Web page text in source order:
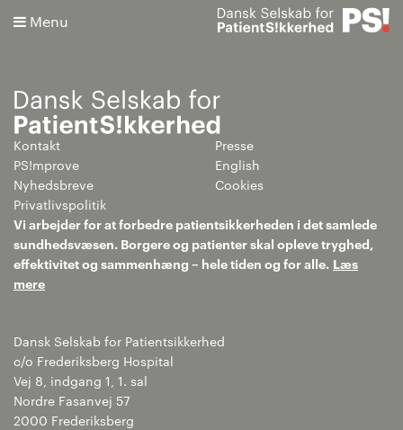
Menu
Søg
Avanceret søgning
Kontakt
Presse
PS!mprove
English
Nyhedsbreve
Cookies
Privatlivspolitik
Vi arbejder for at forbedre patientsikkerheden i det samlede
sundhedsvæsen. Borgere og patienter skal opleve tryghed,
effektivitet og sammenhæng – hele tiden og for alle. Læs
mere
Dansk Selskab for Patientsikkerhed
c/o Frederiksberg Hospital
Vej 8, indgang 1, 1. sal
Nordre Fasanvej 57
2000 Frederiksberg